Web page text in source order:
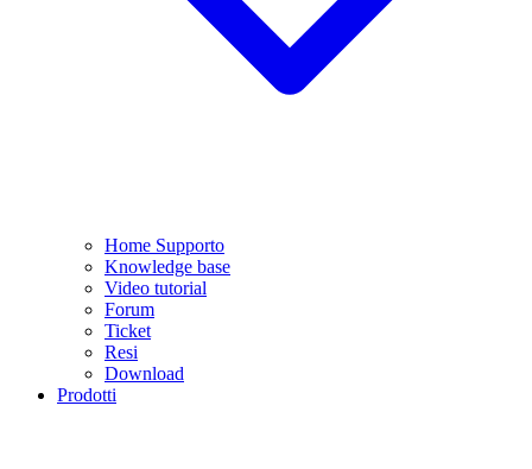
Home Supporto
Knowledge base
Video tutorial
Forum
Ticket
Resi
Download
Prodotti